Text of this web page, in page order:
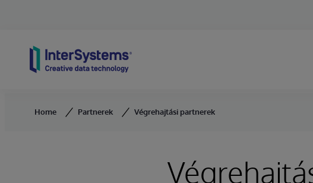
Home Partnerek Végrehajtási partnerek